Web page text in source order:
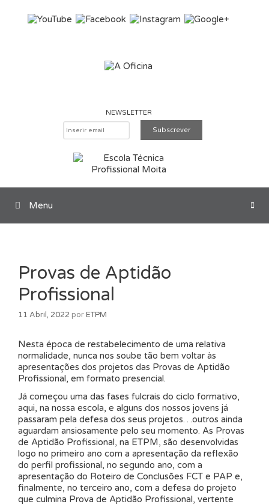
NEWSLETTER
Pesquisar
Menu
Provas de Aptidão
Profissional
11 Abril, 2022 porETPM
Nesta época de restabelecimento de uma relativa
normalidade, nunca nos soube tão bem voltar às
apresentações dos projetos das Provas de Aptidão
Profissional, em formato presencial.
Já começou uma das fases fulcrais do ciclo formativo,
aqui, na nossa escola, e alguns dos nossos jovens já
passaram pela defesa dos seus projetos…outros ainda
aguardam ansiosamente pelo seu momento. As Provas
de Aptidão Profissional, na ETPM, são desenvolvidas
logo no primeiro ano com a apresentação da reflexão
do perfil profissional, no segundo ano, com a
apresentação do Roteiro de Conclusões FCT e PAP e,
finalmente, no terceiro ano, com a defesa do projeto
que culmina Prova de Aptidão Profissional, vertente